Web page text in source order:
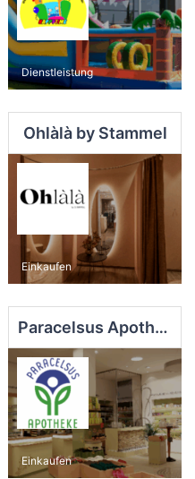
Dienstleistung
Ohlàlà by Stammel
Einkaufen
Paracelsus Apotheke Dr. Franz Willer
Einkaufen